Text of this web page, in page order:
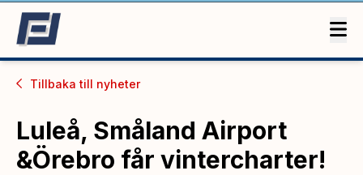
Tillbaka till nyheter
Luleå, Småland Airport
&Örebro får vintercharter!